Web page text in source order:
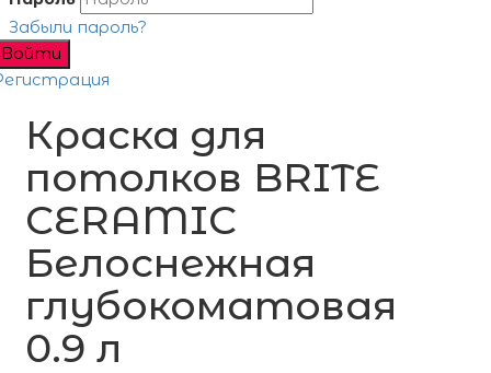
Забыли пароль?
Войти
Краска для
потолков BRITE
CERAMIC
Белоснежная
глубокоматовая
0.9 л